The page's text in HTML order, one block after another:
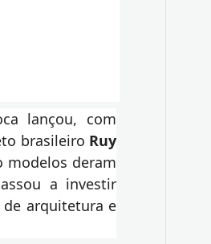
lançou, com
brasileiro Ruy
modelos deram
a investir
arquitetura e